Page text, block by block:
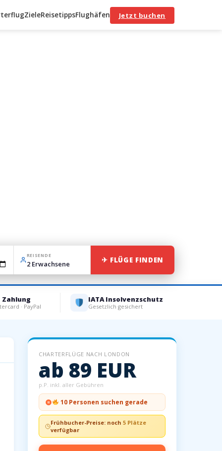
ZieleReisetippsFlughäfen Jetzt buchen
REISENDE
✈ FLÜGE FINDEN
Zahlung
· PayPal
IATA Insolvenzschutz
Gesetzlich gesichert
CHARTERFLÜGE NACH LONDON
ab 89 EUR
p.P. inkl. aller Gebühren
10 Personen suchen gerade
Frühbucher-Preise: noch5 Plätze
verfügbar